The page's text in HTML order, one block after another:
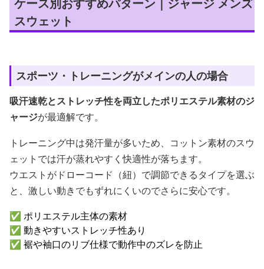
ケース別おすすめパターン｜ジャージ メンズ
スウェット
スポーツ・トレーニングがメインの人の場合
吸汗速乾とストレッチ性を両立したポリエステル素材のジ
ャージが最適解です。
トレーニング中は発汗量が多いため、コットン素材のスウ
ェットでは汗が蒸れやすく快適性が落ちます。
ウエストがドローコード（紐）で調節できるタイプを選ぶ
と、激しい動きでもずれにくいのでさらに安心です。
✅ ポリエステル主体の素材
✅ 動きやすいストレッチ性あり
✅ 裾や袖口のリブ仕様で動作中のズレを防止